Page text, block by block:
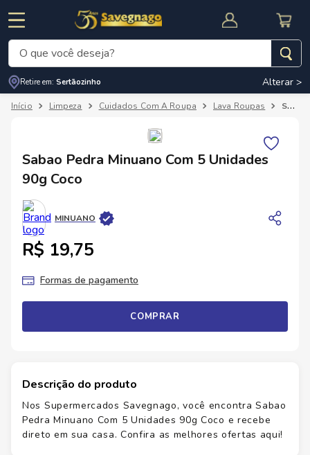
CUPOM DE DESCONTO
O que você deseja?
Retire em: Sertãozinho Alterar >
Limpeza Cuidados Com A Roupa Lava Roupas Sabao Pedra Minuano Com 5 Unidades 90g Coco
Sabao Pedra Minuano Com 5 Unidades
90g Coco
MINUANO
R$ 19,75
Formas de pagamento
COMPRAR
Descrição do produto
Nos Supermercados Savegnago, você encontra Sabao
Pedra Minuano Com 5 Unidades 90g Coco e recebe
direto em sua casa. Confira as melhores ofertas aqui!
Termos mais buscados
3º
cerveja
carne
5º arroz